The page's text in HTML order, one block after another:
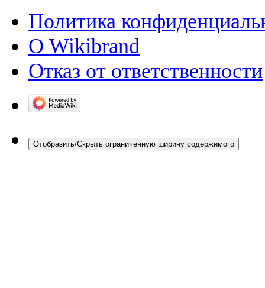
Политика
О Wikibrand
Отказ от ответственности
Отобразить/Скрыть ограниченную ширину содержимого